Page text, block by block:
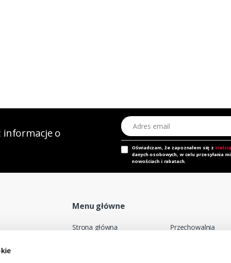
informacje o
Adres email
Oświadczam, że zapoznałem się z
danych osobowych, w celu przesyłania
nowościach i rabatach.
Menu główne
Strona główna
Przechowalnia